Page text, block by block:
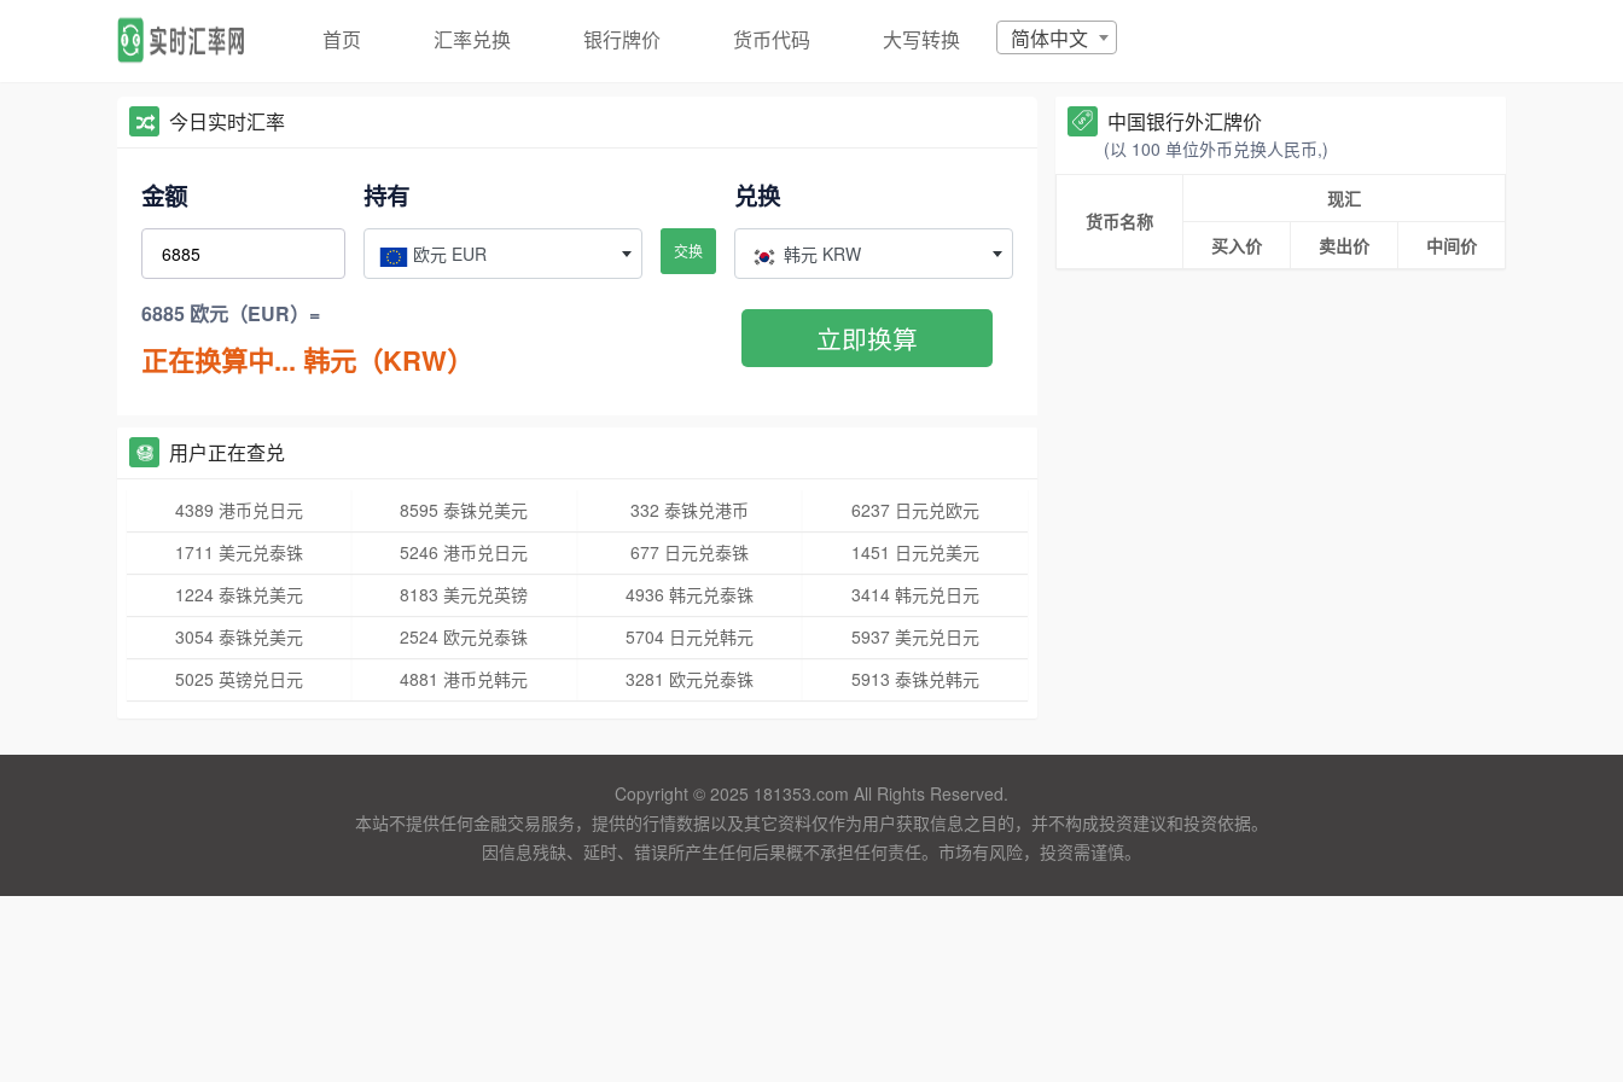
首页 汇率兑换 银行牌价 货币代码 大写转换 简体中文
今日实时汇率
金额 持有
欧元 EUR 交换
兑换
韩元 KRW
6885 欧元（EUR）=
正在换算中... 韩元（KRW）
立即换算
用户正在查兑
4389 港币兑日元 8595 泰铢兑美元 332 泰铢兑港币
6237 日元兑欧元
1711 美元兑泰铢
5246 港币兑日元 677 日元兑泰铢
1451 日元兑美元
1224 泰铢兑美元
8183 美元兑英镑 4936 韩元兑泰铢
3414 韩元兑日元
3054 泰铢兑美元
2524 欧元兑泰铢 5704 日元兑韩元
5937 美元兑日元
5025 英镑兑日元
4881 港币兑韩元 3281 欧元兑泰铢 5913 泰铢兑韩元
中国银行外汇牌价
(以 100 单位外币兑换人民币,)
货币名称
现汇
买入价
卖出价 中间价
Copyright © 2025 181353.com All Rights Reserved.
本站不提供任何金融交易服务，提供的行情数据以及其它资料仅作为用户获取信息之目的，并不构成投资建议和投资依据。
因信息残缺、延时、错误所产生任何后果概不承担任何责任。市场有风险，投资需谨慎。